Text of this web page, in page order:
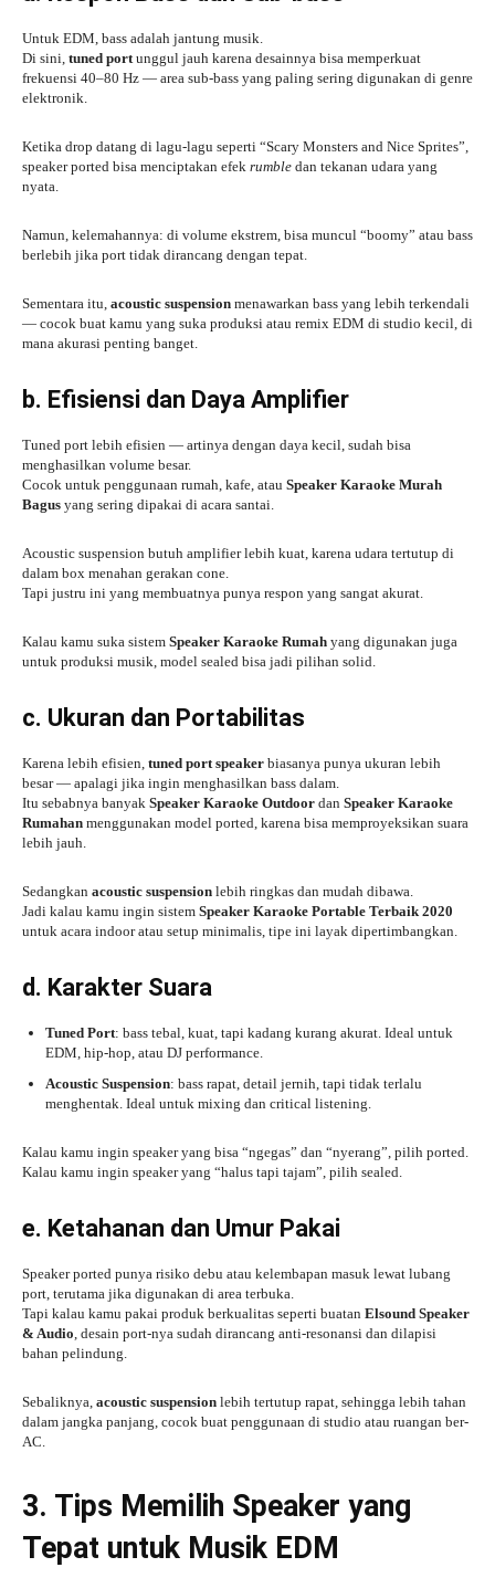
Untuk EDM, bass adalah jantung musik.
Di sini, tuned portunggul jauh karena desainnya bisa memperkuat
frekuensi 40–80 Hz — area sub-bass yang paling sering digunakan di genre
elektronik.
Ketika drop datang di lagu-lagu seperti “Scary Monsters and Nice Sprites”,
speaker ported bisa menciptakan efek rumble dan tekanan udara yang
nyata.
Namun, kelemahannya: di volume ekstrem, bisa muncul “boomy” atau bass
berlebih jika port tidak dirancang dengan tepat.
Sementara itu, acoustic suspension menawarkan bass yang lebih terkendali
— cocok buat kamu yang suka produksi atau remix EDM di studio kecil, di
mana akurasi penting banget.
b. Efisiensi dan Daya Amplifier
Tuned port lebih efisien — artinya dengan daya kecil, sudah bisa
menghasilkan volume besar.
Cocok untuk penggunaan rumah, kafe, atau Speaker Karaoke Murah
Bagus yang sering dipakai di acara santai.
Acoustic suspension butuh amplifier lebih kuat, karena udara tertutup di
dalam box menahan gerakan cone.
Tapi justru ini yang membuatnya punya respon yang sangat akurat.
Kalau kamu suka sistem Speaker Karaoke Rumah yang digunakan juga
untuk produksi musik, model sealed bisa jadi pilihan solid.
c. Ukuran dan Portabilitas
Karena lebih efisien, tuned port speaker biasanya punya ukuran lebih
besar — apalagi jika ingin menghasilkan bass dalam.
Itu sebabnya banyak Speaker Karaoke Outdoor dan Speaker Karaoke
Rumahan menggunakan model ported, karena bisa memproyeksikan suara
lebih jauh.
Sedangkan acoustic suspension lebih ringkas dan mudah dibawa.
Jadi kalau kamu ingin sistem Speaker Karaoke Portable Terbaik 2020
untuk acara indoor atau setup minimalis, tipe ini layak dipertimbangkan.
d. Karakter Suara
Tuned Port: bass tebal, kuat, tapi kadang kurang akurat. Ideal untuk
EDM, hip-hop, atau DJ performance.
Acoustic Suspension: bass rapat, detail jernih, tapi tidak terlalu
menghentak. Ideal untuk mixing dan critical listening.
Kalau kamu ingin speaker yang bisa “ngegas” dan “nyerang”, pilih ported.
Kalau kamu ingin speaker yang “halus tapi tajam”, pilih sealed.
e. Ketahanan dan Umur Pakai
Speaker ported punya risiko debu atau kelembapan masuk lewat lubang
port, terutama jika digunakan di area terbuka.
Tapi kalau kamu pakai produk berkualitas seperti buatan Elsound Speaker
& Audio, desain port-nya sudah dirancang anti-resonansi dan dilapisi
bahan pelindung.
Sebaliknya, acoustic suspension lebih tertutup rapat, sehingga lebih tahan
dalam jangka panjang, cocok buat penggunaan di studio atau ruangan ber-
AC.
3. Tips Memilih Speaker yang
Tepat untuk Musik EDM